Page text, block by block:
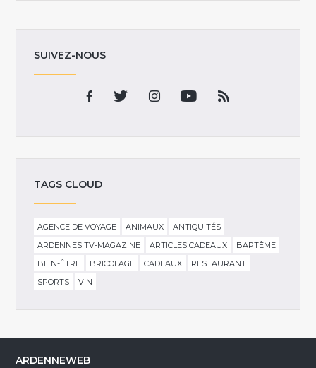
SUIVEZ-NOUS
TAGS CLOUD
AGENCE DE VOYAGE ANIMAUX
ANTIQUITÉS
ARDENNES TV-MAGAZINE
ARTICLES CADEAUX
BAPTÊME
BIEN-ÊTRE
BRICOLAGE CADEAUX
RESTAURANT
SPORTS
VIN
ARDENNEWEB